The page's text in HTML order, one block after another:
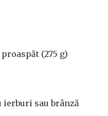
(275 g)
ierburi sau brânză